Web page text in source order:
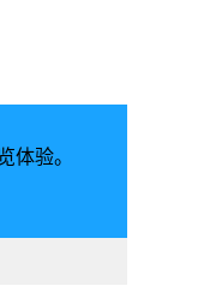
体验。